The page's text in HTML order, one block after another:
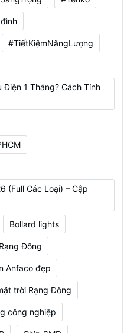
#TiếtKiệmNăngLượng
Điện 1 Tháng? Cách Tính
(Full Các Loại) – Cập
Bollard lights
Đông
Anfaco đẹp
trời Rạng Đông
công nghiệp